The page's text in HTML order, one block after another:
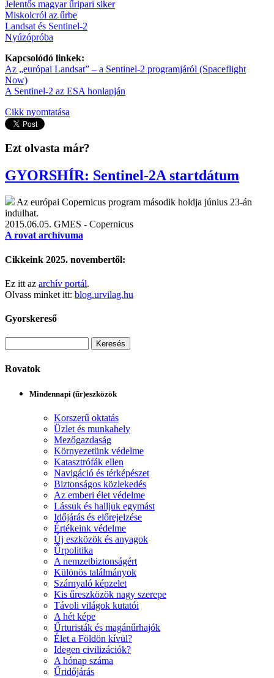
Jelentős magyar űripari siker
Miskolcról az űrbe
Landsat és Sentinel-2
Nyúzópróba
Kapcsolódó linkek:
Az „európai Landsat” – a Sentinel-2 programjáról (Spaceflight
Now)
A Sentinel-2 az ESA honlapján
Cikk nyomtatása
Ezt olvasta már?
GYORSHÍR: Sentinel-2A startdátum
Az európai Copernicus program második holdja június 23-án
indulhat.
2015.06.05. GMES - Copernicus
A rovat archívuma
Cikkeink 2025. novembertől:
Ez itt az archív portál.
Olvass minket itt: blog.urvilag.hu
Gyorskereső
Rovatok
Mindennapi (űr)eszközök
Korszerű oktatás
Üzlet és munkahely
Mezőgazdaság
Környezetünk védelme
Katasztrófák ellen
Navigáció és térképészet
Biztonságos közlekedés
Az emberi élet védelme
Lássuk és halljuk egymást
Időjárás és előrejelzése
Értékeink védelme
Új eszközök és anyagok
Űrpolitika
A nemzetbiztonságért
Különös találmányok
Szárnyaló képzelet
Kis űreszközök nagy szerepe
Távoli világok kutatói
A hét képe
Űrturisták és magánűrhajók
Élet a Földön kívül?
Idegen civilizációk?
A hónap száma
Űridőjárás